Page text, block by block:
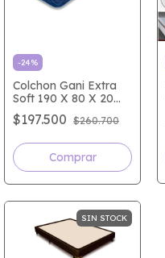
-24%
Colchon Gani Extra
Soft 190 X 80 X 20
Cm
$197.500 $260.700
SIN STOCK